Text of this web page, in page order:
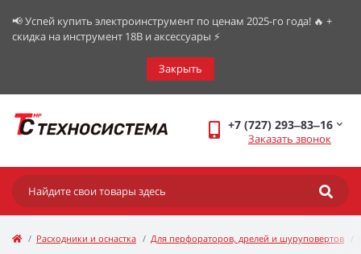
📢 Успей купить электроинструмент по ценам 2025-го года! 🔥 +
скидка на инструмент 18В и аксессуары ⚡️
Закрыть
+7 (727) 293‒83‒16
Заказать звонок
Расходники и оснастка Для перфораторов, дрелей и шуруповертов